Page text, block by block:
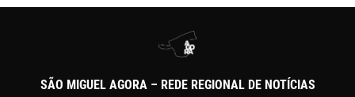
SÃO MIGUEL AGORA – REDE REGIONAL DE NOTÍCIAS